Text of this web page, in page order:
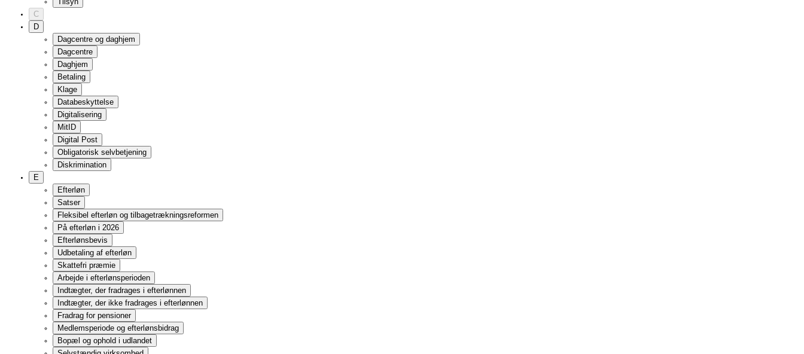
Fradrag for pensioner
Bopæl og ophold i udlandet
Selvstændig virksomhed
Fortrydelsesordning
Erstatning
Skadesansvar/erstatning
Tingsskade
Personskade
Årsagssammenhæng
Arbejdsskade
Ulykke
Ferieloven
Fleksjob og andre job på særlige vilkår
Fleksjob
Ledighedsydelse
Løntilskud til førtidspensionister
Job og handicap
Seniorjob
Fleksydelse
Folkepension og førtidspension
Social pension og Udbetaling Danmark
Folkepension
Folkepensionens størrelse
Betingelser
Ansøgning
Overgang til folkepension